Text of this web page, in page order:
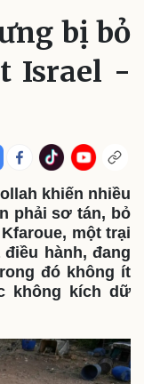
thời tiết
VOV
bị bỏ
Israel -
khiến nhiều
phải sơ tán, bỏ
một trại
hành, đang
đó không ít
không kích dữ